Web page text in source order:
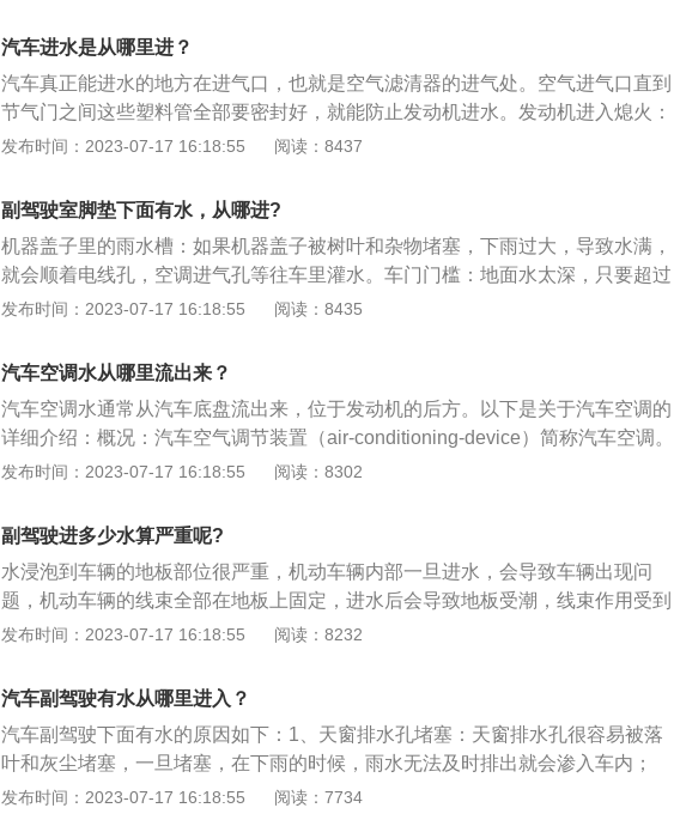
塞，如果车门蓄满雨水无法排出，就会渗入驾驶室。副驾驶下面漏水处理：1、
检查天窗、车门、空调的排水孔有没有堵塞，如果堵塞，将其清理干净，把积水
排出即可；2、检查天窗和车门的密封橡胶圈和胶条，查看是否有变形、老化的
驶的脚垫、地胶取出，用汽车专用的地毯清洗剂进行清洗；再将车上的积水吸
积水；积水放干后，对汽车进行清理、消毒，防止汽车后续产生异味和滋生细
菌；接着打开车门，将车上湿掉的地方晾干即可。
要功能为一体的一种环保汽车内饰零部件。汽车脚垫属于内部装饰品，保护车里
车外的洁净，起到美观舒适点缀的作用。
汽车进水是从哪里进？
汽车真正能进水的地方在进气口，也就是空气滤清器的进气处。空气进气口直到
节气门之间这些塑料管全部要密封好，就能防止发动机进水。发动机进入熄火：
当发动机因为进水而熄火后，这时候就不要再轻易尝试打火。因为，在这种情况
预知的更大伤害。这时候，能做的就是用人力将车辆推到安全地带，然后再打电
话，请求救援。检查方法：最简单的方法就是检查机油的颜色是否出现异常，假
如机油变成乳白色，那就说明油箱或发动机中进水。
发布时间：2023-07-17 16:18:55 阅读：8437
副驾驶室脚垫下面有水，从哪进?
机器盖子里的雨水槽：如果机器盖子被树叶和杂物堵塞，下雨过大，导致水满，
就会顺着电线孔，空调进气孔等往车里灌水。车门门槛：地面水太深，只要超过
车门的门槛高度，时间长了就会进水。车门下泄水孔：门下面有泄水孔，水深超
通气孔：后备箱保险杠里有通气孔，水深超过通气孔，就一定进水。
发布时间：2023-07-17 16:18:55 阅读：8435
汽车空调水从哪里流出来？
汽车空调水通常从汽车底盘流出来，位于发动机的后方。以下是关于汽车空调的
详细介绍：概况：汽车空气调节装置（air-conditioning-device）简称汽车空调。
用于把汽车车厢内的温度、湿度、空气清洁度及空气流动调整和控制在最佳状
员创造良好的工作条件，确保行车安全。汽车空调装置通常包括制冷装置、取暖
装置和通风换气装置。
发布时间：2023-07-17 16:18:55 阅读：8302
副驾驶进多少水算严重呢?
水浸泡到车辆的地板部位很严重，机动车辆内部一旦进水，会导致车辆出现问
题，机动车辆的线束全部在地板上固定，进水后会导致地板受潮，线束作用受到
影响，严重情况会出现腐烂。更多扩展资料如下:1、注意事项:泡水的机动车辆在
辆，泡水车辆在维修之后，能够正常行驶，但也存在着很多的不确定因素，会导
致机动车辆无法正常使用，行驶过程当中出现故障。2、其他:泡水的机动车辆是
不影响过户的机动车辆的所有手续，到车辆管理所就能够办理过户手续。泡水的
机动车辆，只是在车的质量上出现问题，对车辆的手续上面并没有影响，办理过
户手续完全没有问题，不能够办理过户的车辆，是不能购买。
发布时间：2023-07-17 16:18:55 阅读：8232
汽车副驾驶有水从哪里进入？
汽车副驾驶下面有水的原因如下：1、天窗排水孔堵塞：天窗排水孔很容易被落
叶和灰尘堵塞，一旦堵塞，在下雨的时候，雨水无法及时排出就会渗入车内；
2、天窗的密封橡胶圈老化：橡胶部件在使用的过程中会老化变硬，天窗的橡胶
发布时间：2023-07-17 16:18:55 阅读：7734